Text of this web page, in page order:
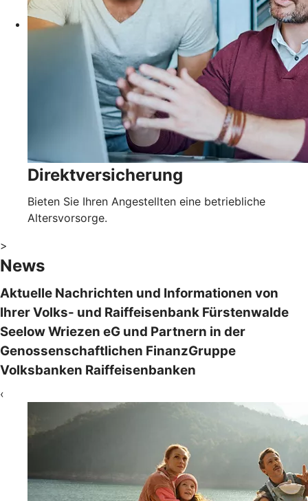
Direktversicherung
Bieten Sie Ihren Angestellten eine betriebliche
Altersvorsorge.
>
News
Aktuelle Nachrichten und Informationen von
Ihrer Volks- und Raiffeisenbank Fürstenwalde
Seelow Wriezen eG und Partnern in der
Genossenschaftlichen FinanzGruppe
Volksbanken Raiffeisenbanken
‹